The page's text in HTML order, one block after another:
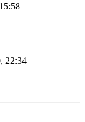
22:34